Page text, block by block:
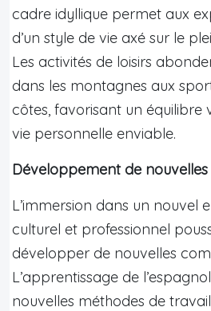
cadre idyllique permet aux
d’un style de vie axé sur le
Les activités de loisirs
dans les montagnes aux
côtes, favorisant un équilibre
vie personnelle enviable.
Développement de
L’immersion dans un nouvel
culturel et professionnel
développer de nouvelles
L’apprentissage de
nouvelles méthodes de